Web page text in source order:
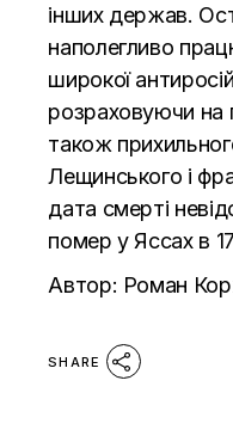
інших держав.
наполегливо
широкої
розраховуючи на
також
Лещинського і
дата смерті
помер у Яссах в
Автор: Роман
SHARE